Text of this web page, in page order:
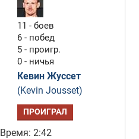
11 - боев
6 - побед
5 - проигр.
0 - ничья
Кевин Жуссет
(Kevin Jousset)
ПРОИГРАЛ
Время: 2:42